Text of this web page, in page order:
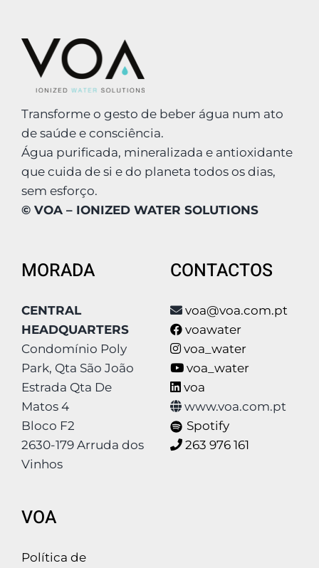
Transforme o gesto de beber água num ato
de saúde e consciência.
Água purificada, mineralizada e antioxidante
que cuida de si e do planeta todos os dias,
sem esforço.
© VOA – IONIZED WATER SOLUTIONS
MORADA
CENTRAL
HEADQUARTERS
Condomínio Poly
Park, Qta São João
Estrada Qta De
Matos 4
Bloco F2
2630-179 Arruda dos
Vinhos
CONTACTOS
voa@voa.com.pt
voawater
voa_water
voa_water
voa
www.voa.com.pt
Spotify
263 976 161
VOA
Política de